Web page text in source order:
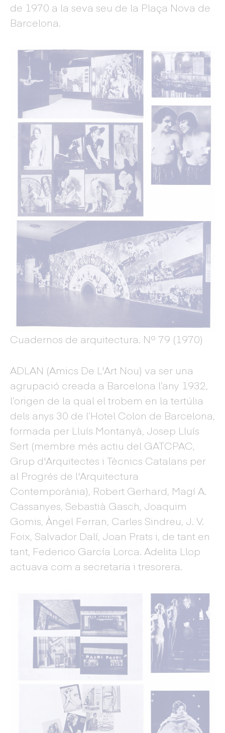
de 1970 a la seva seu de la Plaça Nova de
Barcelona.
Cuadernos de arquitectura. Nº 79 (1970)
ADLAN (Amics De L'Art Nou) va ser una
agrupació creada a Barcelona l’any 1932,
l’origen de la qual el trobem en la tertúlia
dels anys 30 de l’Hotel Colon de Barcelona,
formada per Lluís Montanyà, Josep Lluís
Sert (membre més actiu del GATCPAC,
Grup d'Arquitectes i Tècnics Catalans per
al Progrés de l'Arquitectura
Contemporània), Robert Gerhard, Magí A.
Cassanyes, Sebastià Gasch, Joaquim
Gomis, Àngel Ferran, Carles Sindreu, J. V.
Foix, Salvador Dalí, Joan Prats i, de tant en
tant, Federico García Lorca. Adelita Llop
actuava com a secretaria i tresorera.